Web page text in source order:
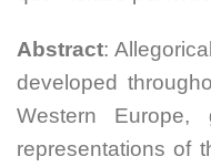
Abstract:
developed
Western
representations of